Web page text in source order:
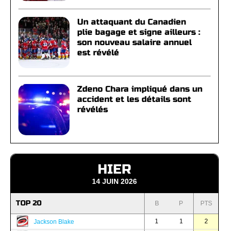
Un attaquant du Canadien
plie bagage et signe ailleurs :
son nouveau salaire annuel
est révélé
Zdeno Chara impliqué dans un
accident et les détails sont
révélés
HIER
14 JUIN 2026
TOP 20 B P PTS
Jackson Blake 1 1 2